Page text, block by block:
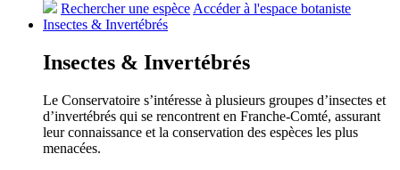
Rechercher une espèceAccéder à l'espace botaniste
Insectes & Invertébrés
Insectes & Invertébrés
Le Conservatoire s’intéresse à plusieurs groupes d’insectes et
d’invertébrés qui se rencontrent en Franche-Comté, assurant
leur connaissance et la conservation des espèces les plus
menacées.